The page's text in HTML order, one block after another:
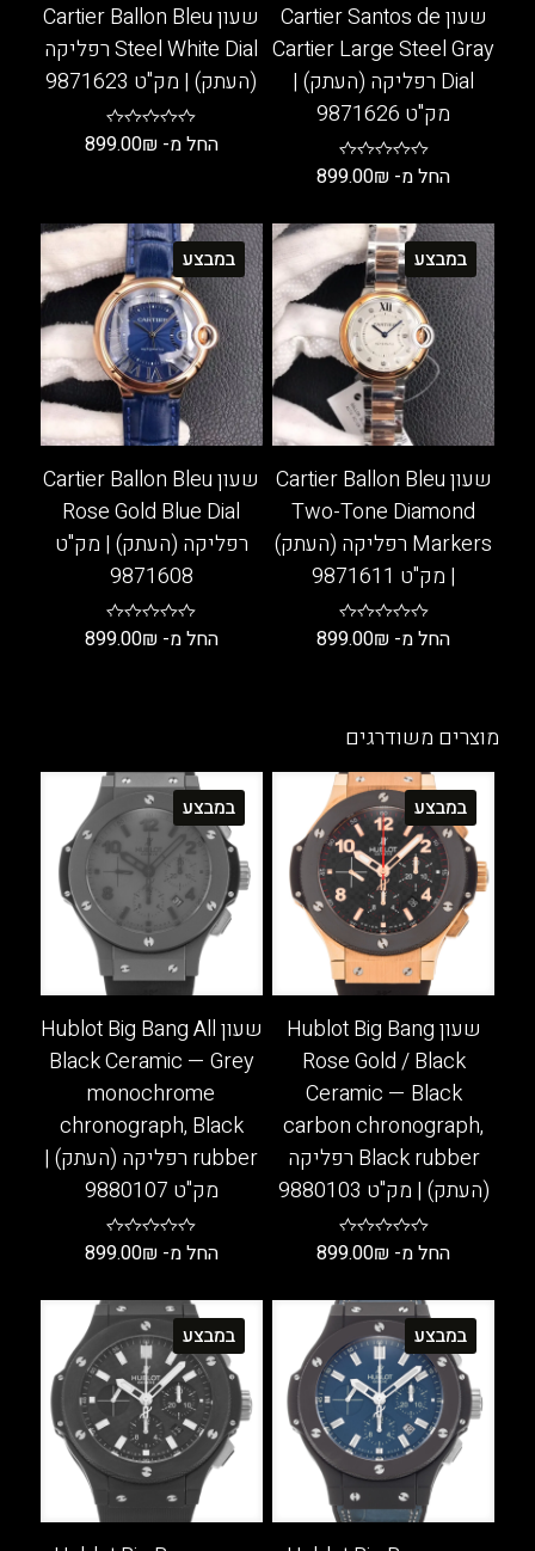
שעון Cartier Santos de
Cartier Large Steel Gray
Dial רפליקה (העתק) |
מק"ט 9871626
החל מ- 899.00₪
זה
יש
מספר
סוגים.
ניתן
לבחור
את
האפשרויות
בעמוד
המוצר
שעון Cartier Ballon Bleu
Steel White Dial רפליקה
(העתק) | מק"ט 9871623
החל מ- 899.00₪
יש
מספר
סוגים.
ניתן
לבחור
את
האפשרויות
בעמוד
המוצר
במבצע
שעון Cartier Ballon Bleu
Two-Tone Diamond
Markers רפליקה (העתק)
| מק"ט 9871611
החל מ- 899.00₪
יש
סוגים.
ניתן
לבחור
את
האפשרויות
בעמוד
המוצר
במבצע
שעון Cartier Ballon Bleu
Rose Gold Blue Dial
רפליקה (העתק) | מק"ט
9871608
החל מ- 899.00₪
סוגים.
ניתן
לבחור
את
האפשרויות
בעמוד
המוצר
מוצרים משודרגים
במבצע
שעון Hublot Big Bang
Rose Gold / Black
Ceramic — Black
carbon chronograph,
Black rubber רפליקה
(העתק) | מק"ט 9880103
החל מ- 899.00₪
זה
יש
מספר
סוגים.
ניתן
לבחור
את
האפשרויות
במבצע
שעון Hublot Big Bang All
Black Ceramic — Grey
monochrome
chronograph, Black
rubber רפליקה (העתק) |
מק"ט 9880107
החל מ- 899.00₪
זה
יש
מספר
סוגים.
ניתן
לבחור
את
האפשרויות
במבצע במבצע